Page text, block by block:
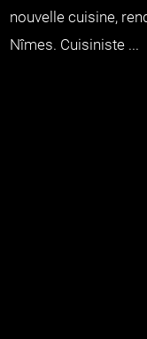
nouvelle cuisine,
Nîmes. Cuisiniste ...